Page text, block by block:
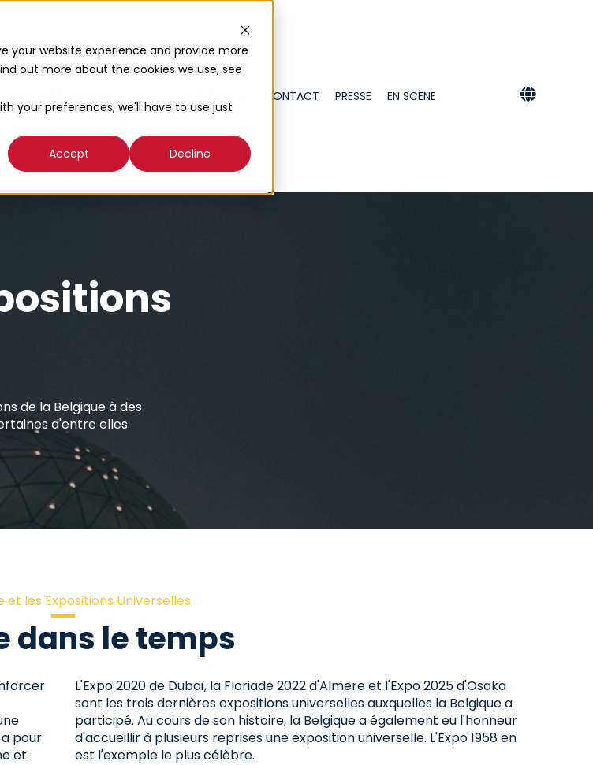
your website experience and provide more
out more about the cookies we use, see
your preferences, we'll have to use just
Accept
Decline
CONTACT PRESSE EN SCÈNE
de la Belgique à des
d'entre elles.
et les Expositions Universelles
dans le temps
pour
et
L'Expo 2020 de Dubaï, la Floriade 2022 d'Almere et l'Expo 2025 d'Osaka
sont les trois dernières expositions universelles auxquelles la Belgique a
participé. Au cours de son histoire, la Belgique a également eu l'honneur
d'accueillir à plusieurs reprises une exposition universelle. L'Expo 1958 en
est l'exemple le plus célèbre.